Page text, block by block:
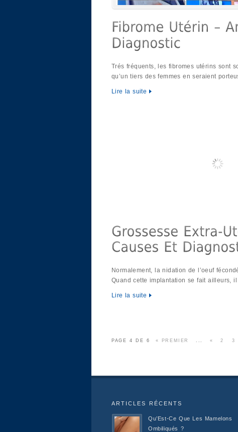
Trés fréquents, les fibromes utérins sont
qu’un tiers des femmes en seraient
Lire la suite
Normalement, la nidation de l’oeuf
Quand cette implantation se fait ailleurs,
Lire la suite
PAGE 4 DE 6 « PREMIER ... « 2 3
ARTICLES RÉCENTS
Qu’Est-Ce Que Les Mamelons
Ombiliqués ?